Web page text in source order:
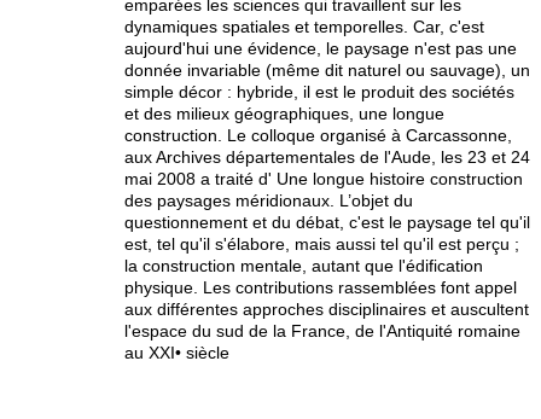
emparées les sciences qui travaillent sur les
dynamiques spatiales et temporelles. Car, c'est
aujourd'hui une évidence, le paysage n'est pas une
donnée invariable (même dit naturel ou sauvage), un
simple décor : hybride, il est le produit des sociétés
et des milieux géographiques, une longue
construction. Le colloque organisé à Carcassonne,
aux Archives départementales de l'Aude, les 23 et 24
mai 2008 a traité d' Une longue histoire construction
des paysages méridionaux. L’objet du
questionnement et du débat, c'est le paysage tel qu'il
est, tel qu'il s'élabore, mais aussi tel qu'il est perçu ;
la construction mentale, autant que l'édification
physique. Les contributions rassemblées font appel
aux différentes approches disciplinaires et auscultent
l'espace du sud de la France, de l'Antiquité romaine
au XXI• siècle